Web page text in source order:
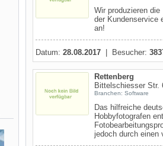
Wir produzieren
der Kundenservice
an!
Datum: 28.08.2017 | Besucher:
Rettenberg
Bittelschiesser Str.
Branchen: Software
Das hilfreiche
Hobbyfotografen
jedoch durch einen